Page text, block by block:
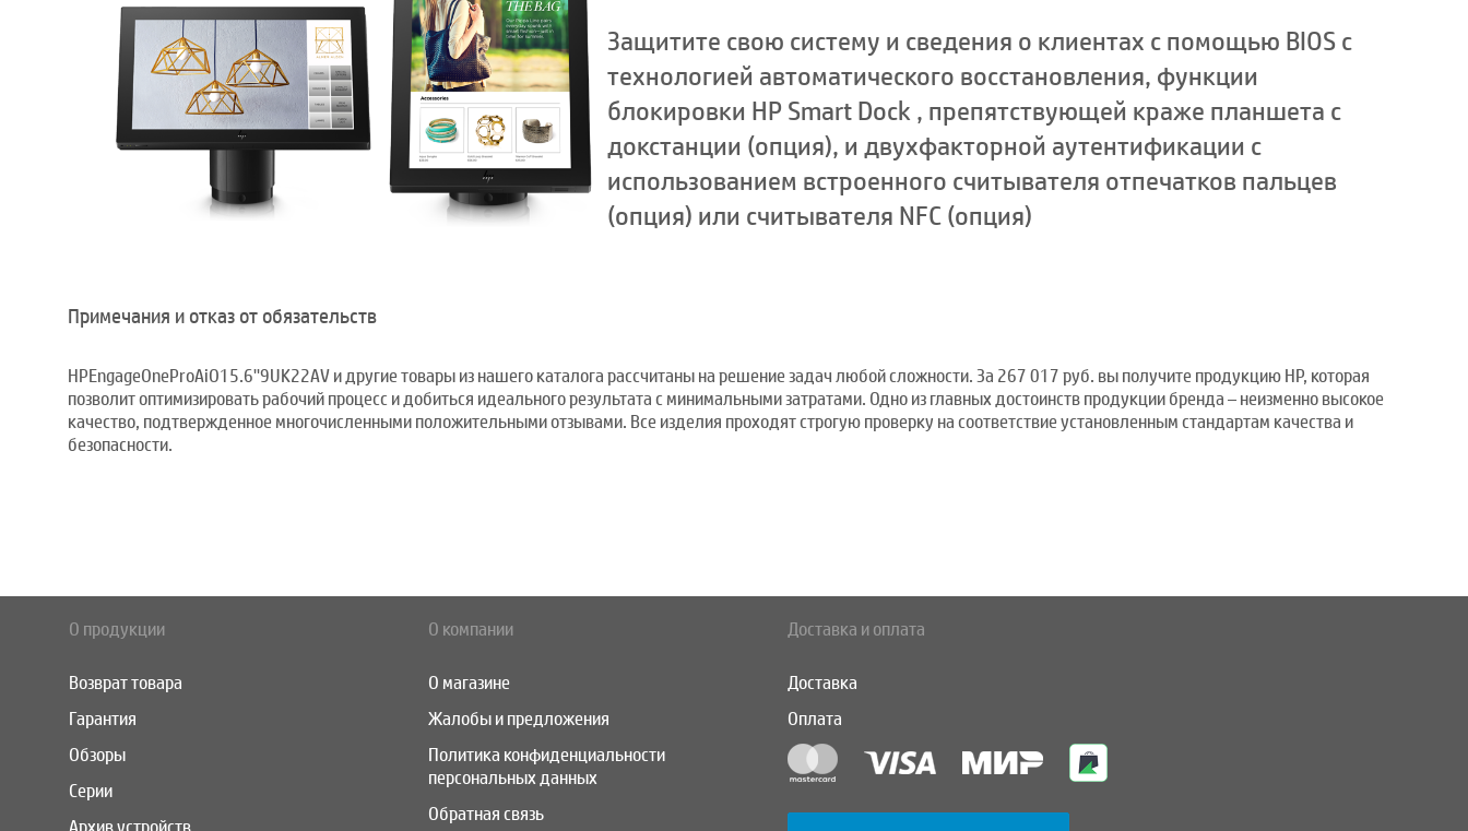
Защитите свою систему и сведения о клиентах с помощью BIOS с
технологией автоматического восстановления, функции
блокировки HP Smart Dock , препятствующей краже планшета с
докстанции (опция), и двухфакторной аутентификации с
использованием встроенного считывателя отпечатков пальцев
(опция) или считывателя NFC (опция)
Примечания и отказ от обязательств
HPEngageOneProAiO15.6''9UK22AV и другие товары из нашего каталога рассчитаны на решение задач любой сложности. За 267 017 руб. вы получите продукцию HP, которая
позволит оптимизировать рабочий процесс и добиться идеального результата с минимальными затратами. Одно из главных достоинств продукции бренда – неизменно высокое
качество, подтвержденное многочисленными положительными отзывами. Все изделия проходят строгую проверку на соответствие установленным стандартам качества и
безопасности.
О продукции
Возврат товара
Гарантия
Обзоры
Серии
О компании
О магазине
Жалобы и предложения
Политика конфиденциальности
персональных данных
Обратная связь
Доставка и оплата
Доставка
Оплата